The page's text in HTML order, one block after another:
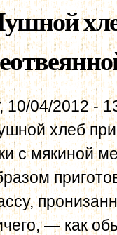
10/04/2012 -
хлеб
с мякиной
— как